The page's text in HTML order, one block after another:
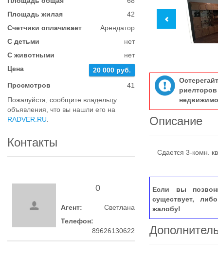
Площадь жилая
42
Счетчики оплачивает
Арендатор
С детьми
нет
С животными
нет
Цена
20 000 руб.
Просмотров
41
Пожалуйста, сообщите владельцу
объявления, что вы нашли его на
RADVER.RU
Контакты
0
Агент:
Светлана
Телефон:
89626130622
Описание
Сдается 3-комн.
Если вы
существует,
жалобу!